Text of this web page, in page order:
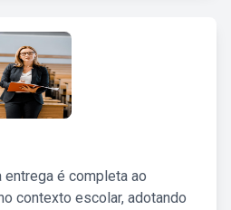
entrega é completa ao
contexto escolar, adotando